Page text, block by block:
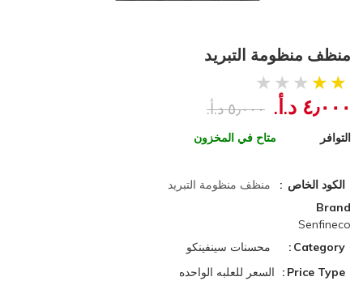
منظف منظومة التبريد
٤٫٠٠٠ د.أ.‏ ٥٫٠٠٠ د.أ.‏
التوافر متاح في المخزون
الكود الخاص
منظف منظومة التبريد
Brand
Senfineco
Category
محسنات سينفينكو
Price Type
السعر للعلبه الواحده